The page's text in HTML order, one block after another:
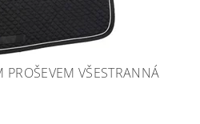
PROŠEVEM VŠESTRANNÁ